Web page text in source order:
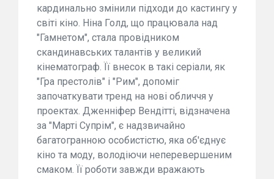
кардинально змінили підходи до кастингу у
світі кіно. Ніна Голд, що працювала над
"Гамнетом", стала провідником
скандинавських талантів у великий
кінематограф. Її внесок в такі серіали, як
"Гра престолів" і "Рим", допоміг
започаткувати тренд на нові обличчя у
проектах. Дженніфер Вендітті, відзначена
за "Марті Супрім", є надзвичайно
багатогранною особистістю, яка об'єднує
кіно та моду, володіючи неперевершеним
смаком. Її роботи завжди вражають